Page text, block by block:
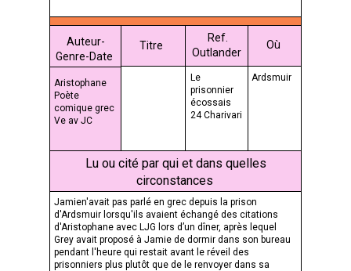
Le
prisonnier
écossais
24 Charivari
Titre
Lu ou cité par qui et dans quelles
circonstances
Jamien'avait pas parlé en grec depuis la prison
d'Ardsmuir lorsqu'ils avaient échangé des citations
d'Aristophane avec LJG lors d’un dîner, après lequel
Grey avait proposé à Jamie de dormir dans son bureau
pendant l'heure qui restait avant le réveil des
prisonniers plus plutôt que de le renvoyer dans sa
Où
Ardsmuir
Ref.
Outlander
Aristophane
Poète
comique grec
Ve av JC
Auteur-
Genre-Date